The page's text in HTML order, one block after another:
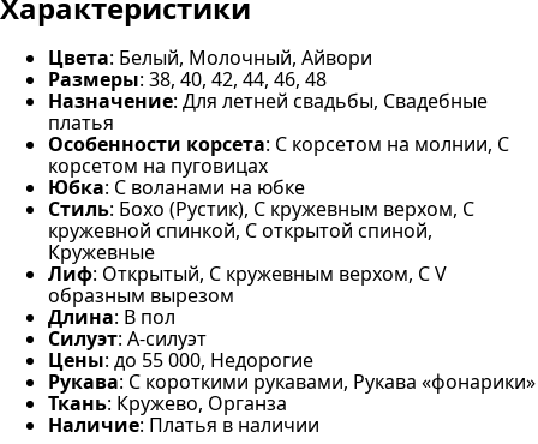
Цвета: Белый, Молочный, Айвори
Размеры: 38, 40, 42, 44, 46, 48
Назначение: Для летней свадьбы, Свадебные
платья
Особенности корсета: С корсетом на молнии, С
корсетом на пуговицах
Юбка: С воланами на юбке
Стиль: Бохо (Рустик), С кружевным верхом, С
кружевной спинкой, С открытой спиной,
Кружевные
Лиф: Открытый, С кружевным верхом, С V
образным вырезом
Длина: В пол
Силуэт: А-силуэт
Цены: до 55 000, Недорогие
Рукава: С короткими рукавами, Рукава «фонарики»
Ткань: Кружево, Органза
Наличие: Платья в наличии